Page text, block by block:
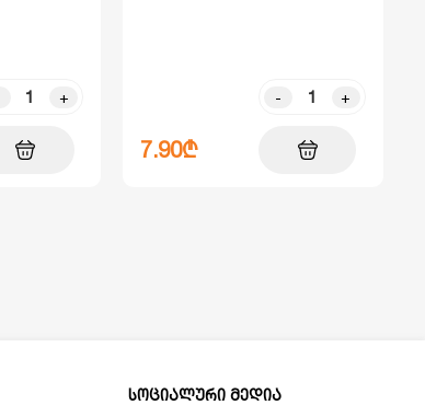
+ - +
7.90₾
სოციალური მედია